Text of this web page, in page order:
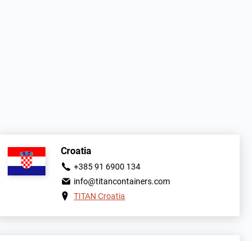
Croatia
+385 91 6900 134
info@titancontainers.com
TITAN Croatia